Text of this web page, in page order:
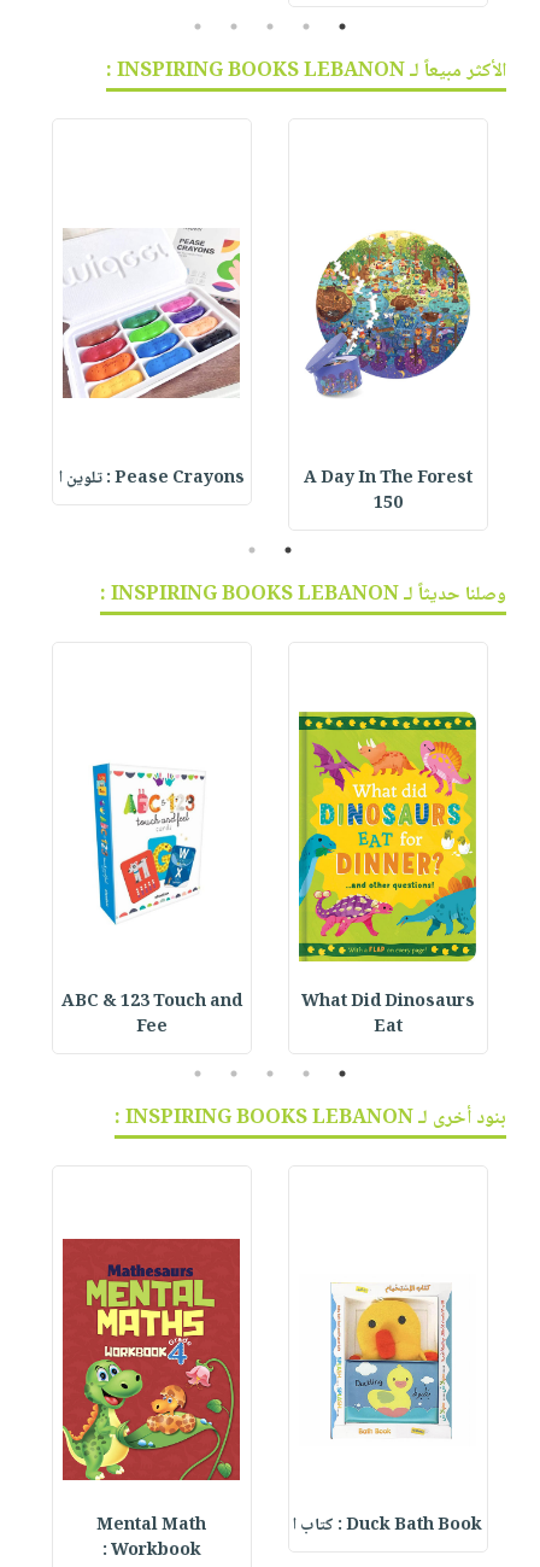
1
2
3
4
5
الأكثر مبيعاً لـ INSPIRING BOOKS LEBANON :
A Day In The Forest
150
Pease Crayons : تلوين ا
1
2
وصلنا حديثاً لـ INSPIRING BOOKS LEBANON :
What Did Dinosaurs
Eat
ABC & 123 Touch and
Fee
1
2
3
4
5
بنود أخرى لـ INSPIRING BOOKS LEBANON :
Duck Bath Book : كتاب ا
Mental Math
Workbook :